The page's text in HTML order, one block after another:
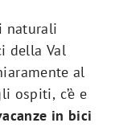
naturali
della Val
al
ospiti, c’è e
in bici